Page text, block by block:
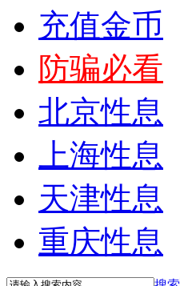
充值金币
防骗必看
北京性息
上海性息
天津性息
重庆性息